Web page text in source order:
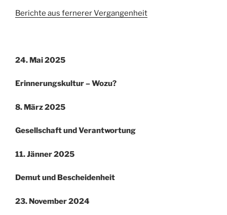
Berichte aus fernerer Vergangenheit
24. Mai 2025
Erinnerungskultur – Wozu?
8. März 2025
Gesellschaft und Verantwortung
11. Jänner 2025
Demut und Bescheidenheit
23. November 2024